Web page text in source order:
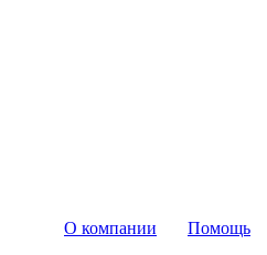
О компании
Помощь